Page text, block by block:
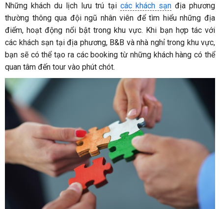
Những khách du lịch lưu trú tại các khách sạnđịa phương
thường thông qua đội ngũ nhân viên để tìm hiểu những địa
điểm, hoạt động nổi bật trong khu vực. Khi bạn hợp tác với
các khách sạn tại địa phương, B&B và nhà nghỉ trong khu vực,
bạn sẽ có thể tạo ra các booking từ những khách hàng có thể
quan tâm đến tour vào phút chót.